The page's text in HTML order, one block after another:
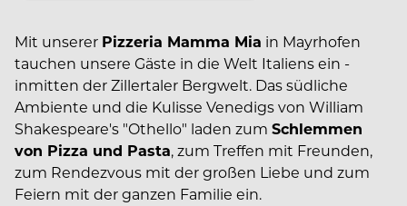
Mit unserer Pizzeria Mamma Mia in Mayrhofen
tauchen unsere Gäste in die Welt Italiens ein -
inmitten der Zillertaler Bergwelt. Das südliche
Ambiente und die Kulisse Venedigs von William
Shakespeare's "Othello" laden zum Schlemmen
von Pizza und Pasta, zum Treffen mit Freunden,
zum Rendezvous mit der großen Liebe und zum
Feiern mit der ganzen Familie ein.